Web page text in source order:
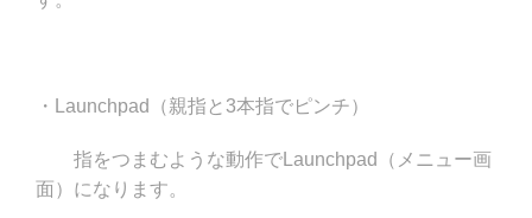
・Launchpad（親指と3本指でピンチ）
指をつまむような動作でLaunchpad（メニュー画
面）になります。